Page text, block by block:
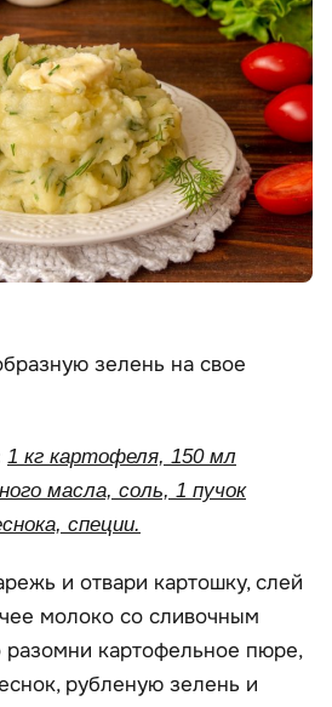
зелень на свое
1 кг картофеля, 150 мл
масла, соль, 1 пучок
специи.
и отвари картошку, слей
молоко со сливочным
картофельное пюре,
рубленую зелень и